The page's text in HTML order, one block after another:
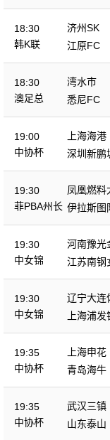
18:30
韩K联
济州SK
江原FC
18:30
澳足总
湾水市
悉尼FC
19:00
中协杯
上海海港
深圳新鹏
19:30
菲PBA州长
凤凰燃料
伊拉斯图
19:30
中女锦
河南豫光
江苏南钢
19:30
中女锦
辽宁大连
上海浦
19:35
中协杯
上海申花
青岛海牛
19:35
中协杯
武汉三镇
山东泰山